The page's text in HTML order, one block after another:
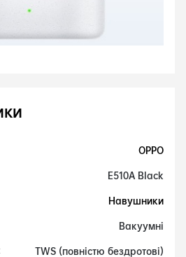
OPPO
E510A Black
Навушники
Вакуумні
TWS (повністю бездротові)